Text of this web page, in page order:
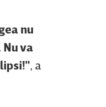
nu
va
, a